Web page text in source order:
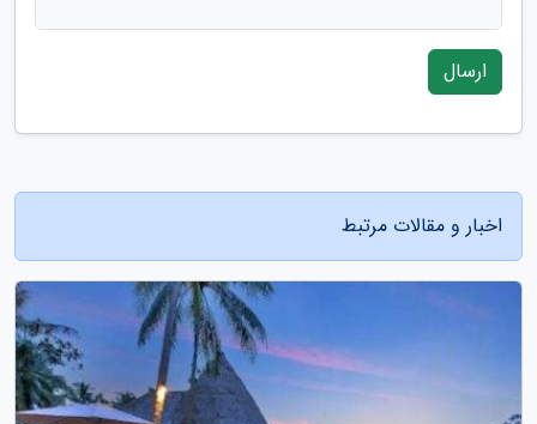
ارسال
اخبار و مقالات مرتبط